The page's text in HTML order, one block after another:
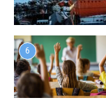
6